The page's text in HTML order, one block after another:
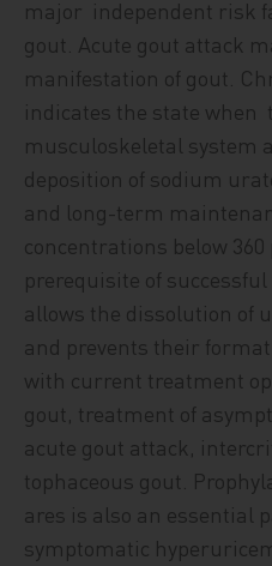
major independent risk
gout. Acute gout attack
manifestation of gout.
indicates the state when
musculoskeletal system
deposition of sodium
and long-term
concentrations below
prerequisite of
allows the dissolution of
and prevents their
with current treatment
gout, treatment of
acute gout attack,
tophaceous gout.
ares is also an essential
symptomatic